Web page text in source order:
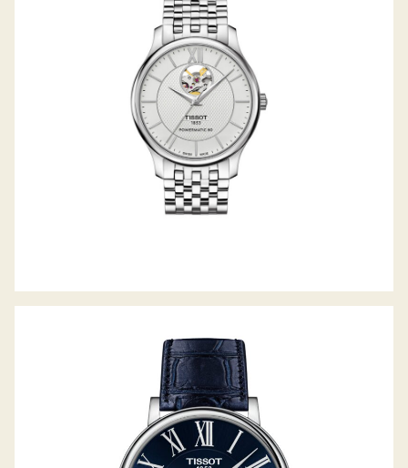
TRADITION POWERMATIC 80 OPEN
HEART
TISSOT CARSON